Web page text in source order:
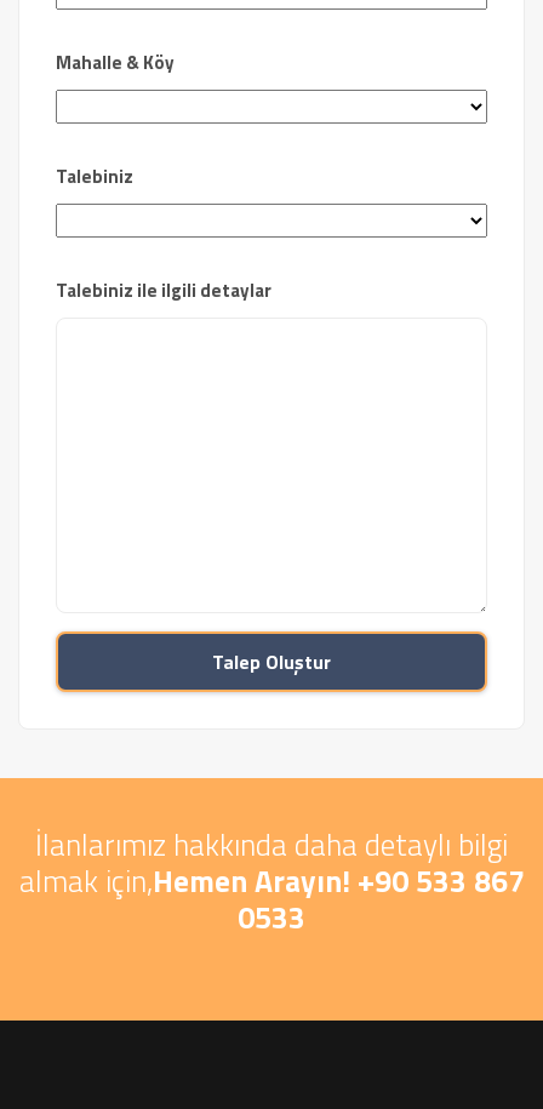
Mahalle & Köy
Talebiniz
Talebiniz ile ilgili detaylar
Talep Oluştur
İlanlarımız hakkında daha detaylı bilgi
almak için,Hemen Arayın! +90 533 867
0533